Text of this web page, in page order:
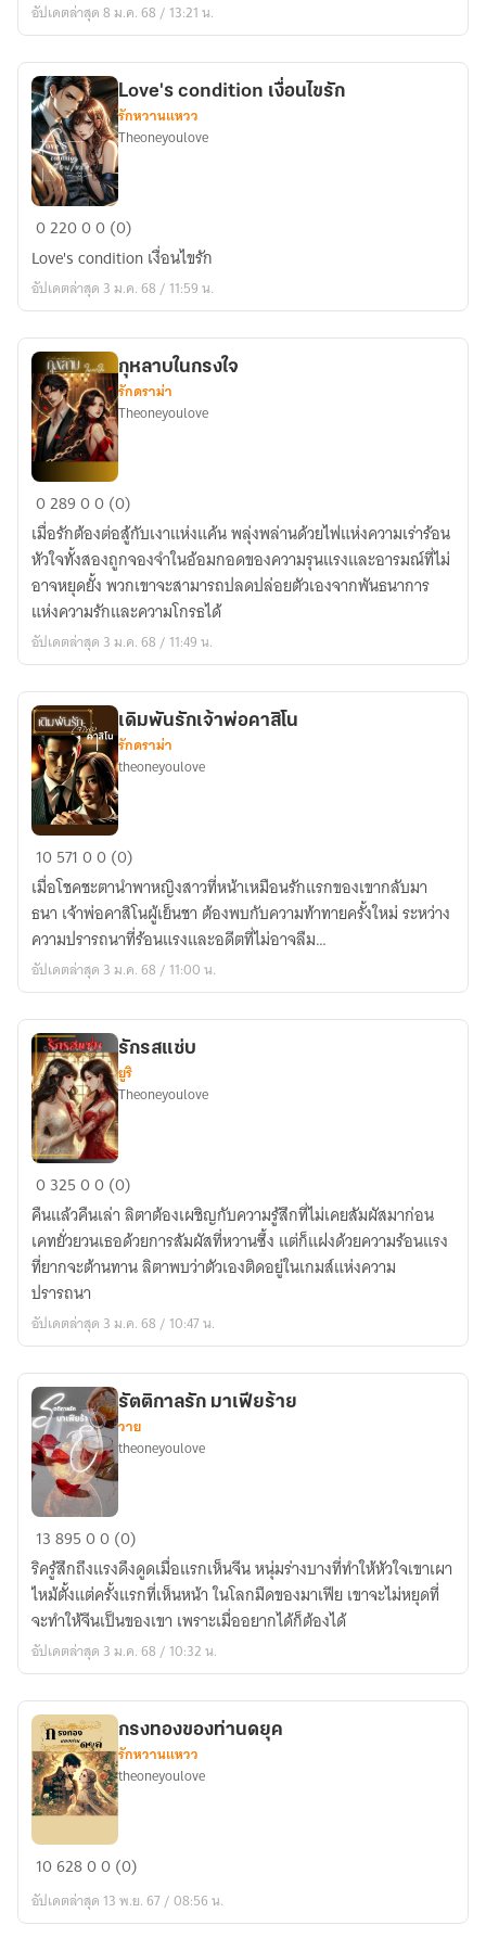
อัปเดตล่าสุด 8 ม.ค. 68 / 13:21 น.
Love's
เงื่อนไข
รัก
Love's condition เงื่อนไขรัก
รักหวานแหวว
Theoneyoulove
022000 (0)
Love's condition เงื่อนไขรัก
อัปเดตล่าสุด 3 ม.ค. 68 / 11:59 น.
กุหลาบ
ใน
กรง
ใจ
กุหลาบในกรงใจ
รักดราม่า
Theoneyoulove
028900 (0)
เมื่อรักต้องต่อสู้กับเงาแห่งแค้น พลุ่งพล่านด้วยไฟแห่งความเร่าร้อน
หัวใจทั้งสองถูกจองจำในอ้อมกอดของความรุนแรงและอารมณ์ที่ไม่
อาจหยุดยั้ง พวกเขาจะสามารถปลดปล่อยตัวเองจากพันธนาการ
แห่งความรักและความโกรธได้
อัปเดตล่าสุด 3 ม.ค. 68 / 11:49 น.
เดิม
พัน
รัก
เจ้า
พ่อ
คา
เดิมพันรักเจ้าพ่อคาสิโน
รักดราม่า
theoneyoulove
1057100 (0)
เมื่อโชคชะตานำพาหญิงสาวที่หน้าเหมือนรักแรกของเขากลับมา
ธนา เจ้าพ่อคาสิโนผู้เย็นชา ต้องพบกับความท้าทายครั้งใหม่ ระหว่าง
ความปรารถนาที่ร้อนแรงและอดีตที่ไม่อาจลืม…
อัปเดตล่าสุด 3 ม.ค. 68 / 11:00 น.
รัก
รส
แซ่บ
รักรสแซ่บ
ยูริ
Theoneyoulove
032500 (0)
คืนแล้วคืนเล่า ลิตาต้องเผชิญกับความรู้สึกที่ไม่เคยสัมผัสมาก่อน
เคทยั่วยวนเธอด้วยการสัมผัสที่หวานซึ้ง แต่ก็แฝงด้วยความร้อนแรง
ที่ยากจะต้านทาน ลิตาพบว่าตัวเองติดอยู่ในเกมส์แห่งความ
ปรารถนา
อัปเดตล่าสุด 3 ม.ค. 68 / 10:47 น.
รัตติกาล
รัก
มาเฟีย
ร้าย
รัตติกาลรัก มาเฟียร้าย
วาย
theoneyoulove
1389500 (0)
ริครู้สึกถึงแรงดึงดูดเมื่อแรกเห็นจีน หนุ่มร่างบางที่ทำให้หัวใจเขาเผา
ไหม้ตั้งแต่ครั้งแรกที่เห็นหน้า ในโลกมืดของมาเฟีย เขาจะไม่หยุดที่
จะทำให้จีนเป็นของเขา เพราะเมื่ออยากได้ก็ต้องได้
อัปเดตล่าสุด 3 ม.ค. 68 / 10:32 น.
กรง
ของ
กรงทองของท่านดยุค
รักหวานแหวว
theoneyoulove
1062800 (0)
อัปเดตล่าสุด 13 พ.ย. 67 / 08:56 น.